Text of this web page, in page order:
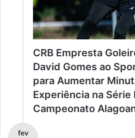
CRB Empresta
David Gomes ao
para Aumentar
Experiência na Série
Campeonato
fev